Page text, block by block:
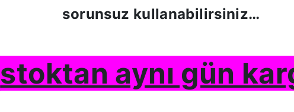
sorunsuz kullanabilirsiniz…
stoktan aynı gün